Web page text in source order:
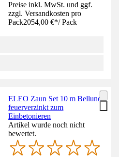
Preise inkl. MwSt. und ggf.
zzgl. Versandkosten pro
Pack2054,00 €*/ Pack
ELEO Zaun Set 10 m Belluno
feuerverzinkt zum
Einbetonieren
Artikel wurde noch nicht
bewertet.